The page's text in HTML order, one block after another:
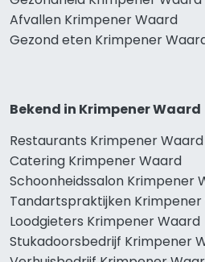
Afvallen Krimpener Waard
Gezond eten Krimpener
Bekend in Krimpener Waard
Restaurants Krimpener Waard
Catering Krimpener Waard
Schoonheidssalon Krimpener
Tandartspraktijken Krimpener
Loodgieters Krimpener Waard
Stukadoorsbedrijf Krimpener